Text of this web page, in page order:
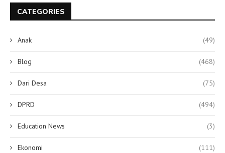
CATEGORIES
Anak (49)
Blog (468)
Dari Desa (75)
DPRD (494)
Education News (3)
Ekonomi (111)